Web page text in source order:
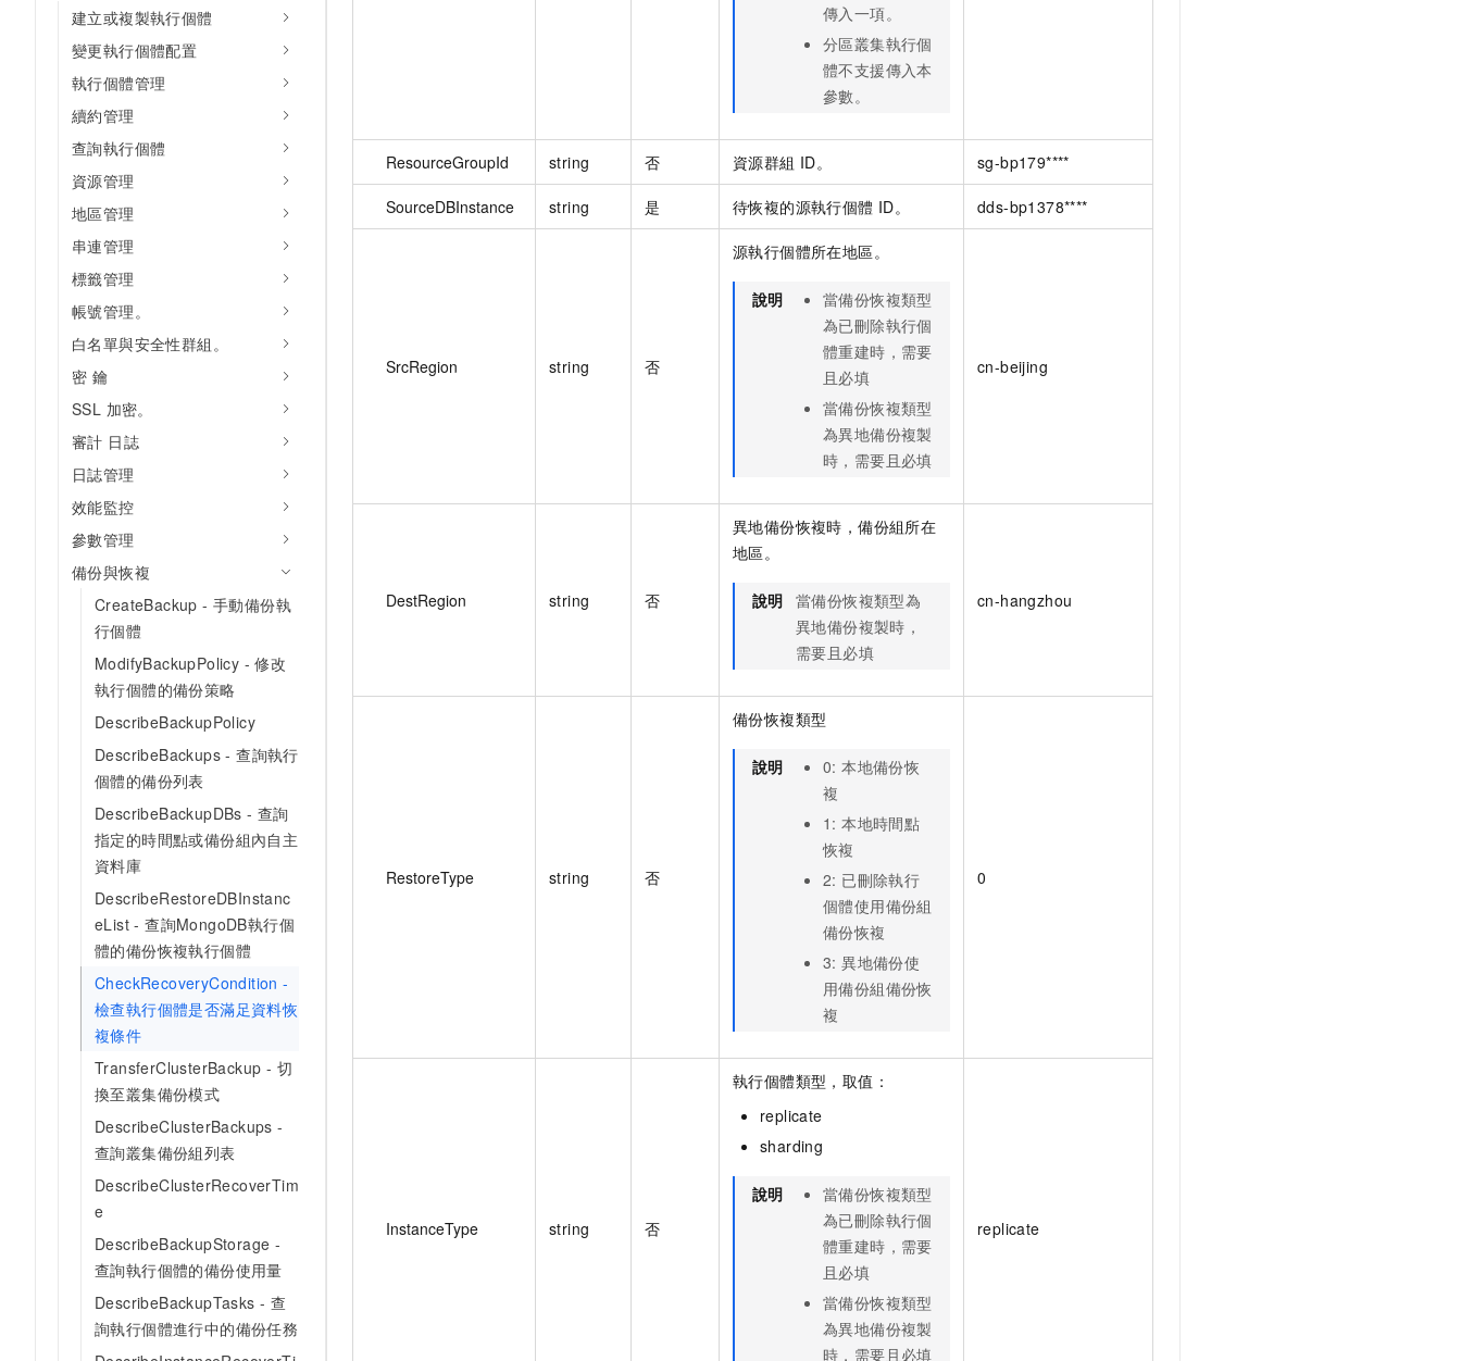
建立或複製執行個體
變更執行個體配置
執行個體管理
續約管理
查詢執行個體
資源管理
地區管理
串連管理
標籤管理
帳號管理。
白名單與安全性群組。
密 鑰
SSL 加密。
審計 日誌
日誌管理
效能監控
參數管理
備份與恢複
CreateBackup - 手動備份執
行個體
ModifyBackupPolicy - 修改
執行個體的備份策略
DescribeBackupPolicy
DescribeBackups - 查詢執行
個體的備份列表
DescribeBackupDBs - 查詢
指定的時間點或備份組內自主
資料庫
DescribeRestoreDBInstanc
eList - 查詢MongoDB執行個
體的備份恢複執行個體
CheckRecoveryCondition -
檢查執行個體是否滿足資料恢
複條件
TransferClusterBackup - 切
換至叢集備份模式
DescribeClusterBackups -
查詢叢集備份組列表
DescribeClusterRecoverTim
e
DescribeBackupStorage -
查詢執行個體的備份使用量
DescribeBackupTasks - 查
詢執行個體進行中的備份任務
傳入一項。
分區叢集執行個
體不支援傳入本
參數。
ResourceGroupId string 否 資源群組 ID。 sg-bp179****
SourceDBInstance string 是 待恢複的源執行個體 ID。 dds-bp1378****
SrcRegion string 否
源執行個體所在地區。
說明
當備份恢複類型
為已刪除執行個
體重建時，需要
且必填
當備份恢複類型
為異地備份複製
時，需要且必填
cn-beijing
DestRegion string 否
異地備份恢複時，備份組所在
地區。
說明 當備份恢複類型為
異地備份複製時，
需要且必填
cn-hangzhou
RestoreType string 否
備份恢複類型
說明
0: 本地備份恢
複
1: 本地時間點
恢複
2: 已刪除執行
個體使用備份組
備份恢複
3: 異地備份使
用備份組備份恢
複
0
InstanceType string 否
執行個體類型，取值：
replicate
sharding
說明
當備份恢複類型
為已刪除執行個
體重建時，需要
且必填
當備份恢複類型
為異地備份複製
時，需要且必填
replicate